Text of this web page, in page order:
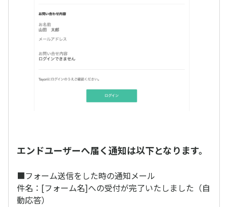
エンドユーザーへ届く通知は以下となります。
■フォーム送信をした時の通知メール
件名：[フォーム名]への受付が完了いたしました（自
動応答）